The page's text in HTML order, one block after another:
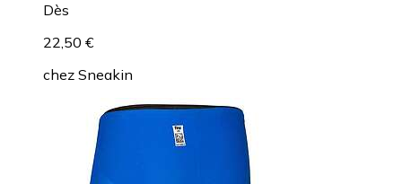
Dès
22,50 €
chez Sneakin